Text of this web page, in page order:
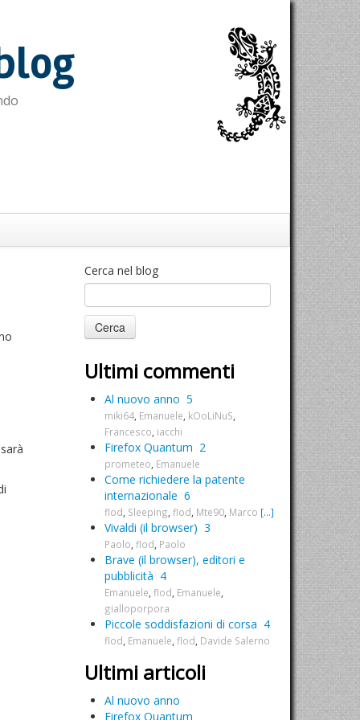
Cerca nel blog
Ultimi commenti
Al nuovo anno 5
miki64 Emanuele kOoLiNuS
Francesco iacchi
Firefox Quantum 2
prometeo Emanuele
Come richiedere la patente
internazionale 6
flod Sleeping flod Mte90 Marco [...]
Vivaldi (il browser) 3
Paolo flod Paolo
Brave (il browser), editori e
pubblicità 4
Emanuele flod Emanuele
gialloporpora
Piccole soddisfazioni di corsa 4
flod Emanuele flod Davide Salerno
Ultimi articoli
Al nuovo anno
Firefox Quantum